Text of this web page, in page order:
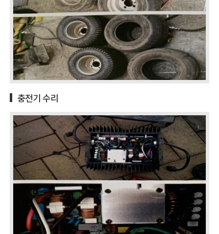
충전기 수리